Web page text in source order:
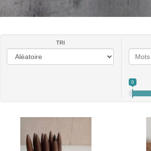
Loisirs Mode et bijoux
TRI
0